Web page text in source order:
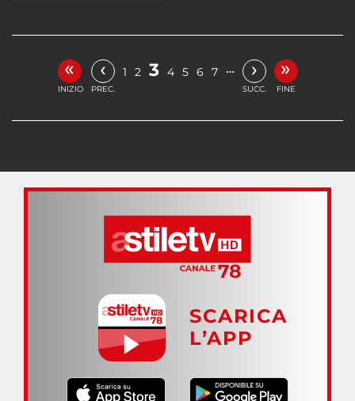
«
INIZIO
‹
PREC.
1 2 3 4 5 6 7 … ›
SUCC.
»
FINE
SCARICA
L’APP